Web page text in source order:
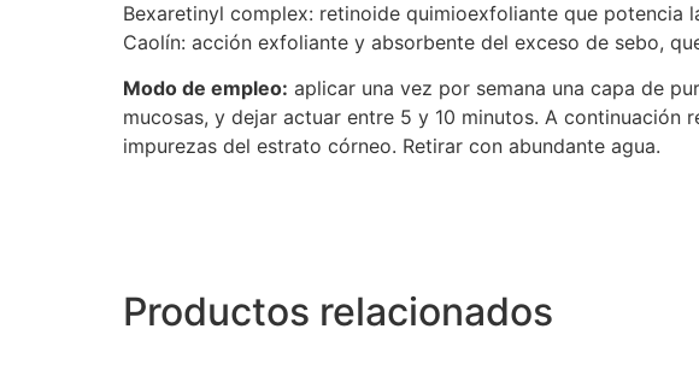
Bexaretinyl complex: retinoide quimioexfoliante que potencia
Caolín: acción exfoliante y absorbente del exceso de sebo,
Modo de empleo: aplicar una vez por semana una capa de
mucosas, y dejar actuar entre 5 y 10 minutos. A
impurezas del estrato córneo. Retirar con abundante agua.
Productos relacionados